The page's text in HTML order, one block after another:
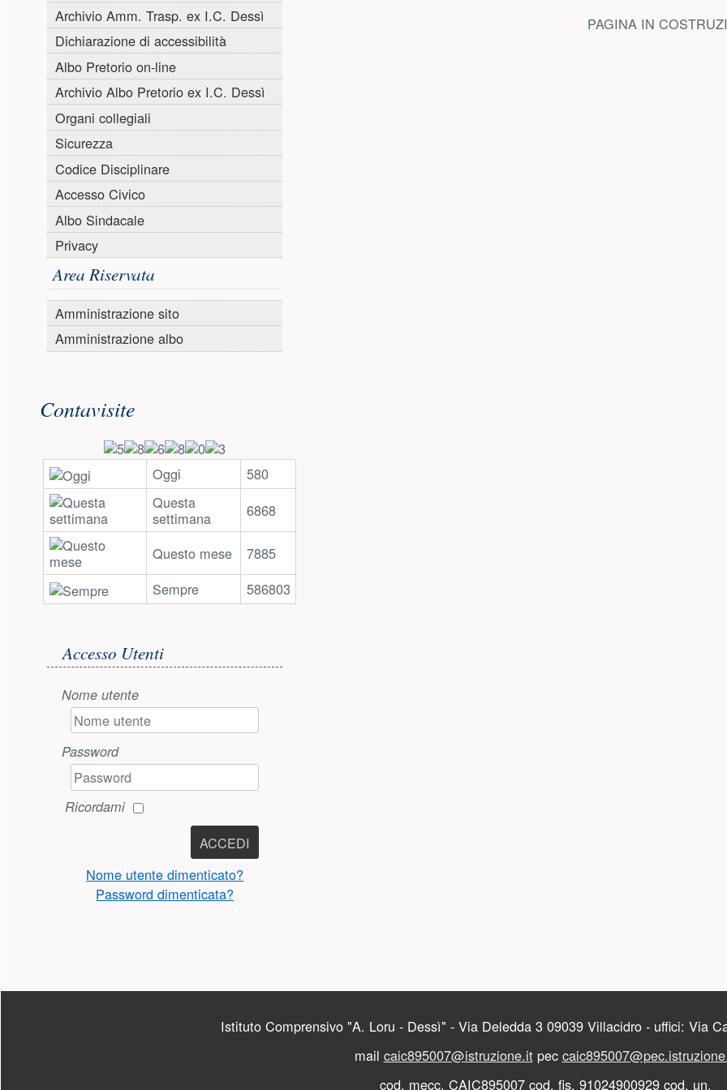
Archivio Amm. Trasp. ex I.C. Dessì
Dichiarazione di accessibilità
Albo Pretorio on-line
Archivio Albo Pretorio ex I.C. Dessì
Organi collegiali
Sicurezza
Codice Disciplinare
Accesso Civico
Albo Sindacale
Privacy
Area Riservata
Amministrazione sito
Amministrazione albo
Contavisite
Oggi
580
Questa
settimana
6868
Questo mese
7885
Sempre
586803
Accesso utente
Accesso Utenti
Nome utente
Password
Ricordami
ACCEDI
Nome utente dimenticato?
Password dimenticata?
PAGINA IN
PIÈ DI PAGINAIstituto Comprensivo "A. Loru - Dessì" - Via Deledda 3 09039 Villacidro - uffici: Via
mail caic895007@istruzione.it pec
cod. mecc. CAIC895007 cod. fis. 91024900929 cod. un.